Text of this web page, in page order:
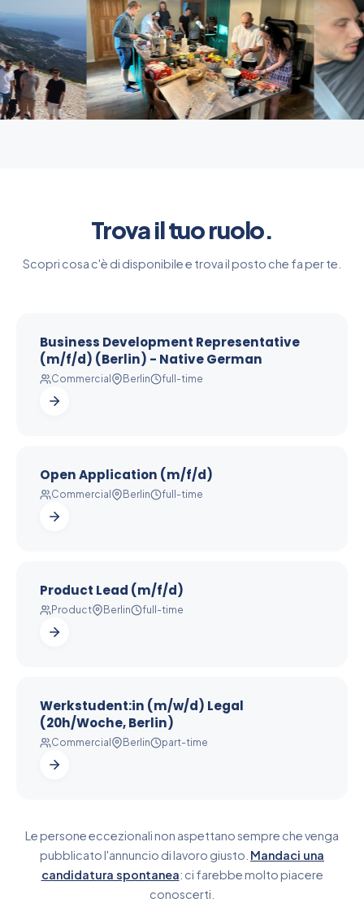
Trova il tuo ruolo.
Scopri cosa c'è di disponibile e trova il posto che fa per te.
Business Development Representative
(m/f/d) (Berlin) - Native German
Commercial Berlin full-time
Open Application (m/f/d)
Commercial Berlin full-time
Product Lead (m/f/d)
Product Berlin full-time
Werkstudent:in (m/w/d) Legal
(20h/Woche, Berlin)
Commercial Berlin part-time
Le persone eccezionali non aspettano sempre che venga
pubblicato l'annuncio di lavoro giusto. Mandaci una
candidatura spontanea: ci farebbe molto piacere
conoscerti.